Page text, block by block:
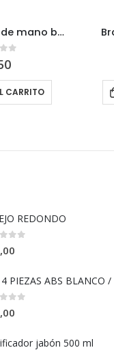
Soporte ducha de mano basculante
of 5
CARRITO
REDONDO
4 PIEZAS ABS BLANCO
jabón 500 ml